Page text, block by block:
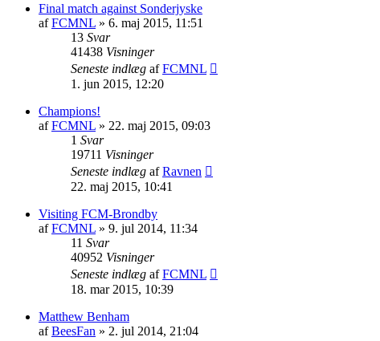
Final match against Sonderjyske
afFCMNL » 6. maj 2015, 11:51
13 Svar
41438 Visninger
Seneste indlæg afFCMNL
1. jun 2015, 12:20
Champions!
afFCMNL » 22. maj 2015, 09:03
1 Svar
19711 Visninger
Seneste indlæg afRavnen
22. maj 2015, 10:41
Visiting FCM-Brondby
afFCMNL » 9. jul 2014, 11:34
11 Svar
40952 Visninger
Seneste indlæg afFCMNL
18. mar 2015, 10:39
Matthew Benham
afBeesFan » 2. jul 2014, 21:04